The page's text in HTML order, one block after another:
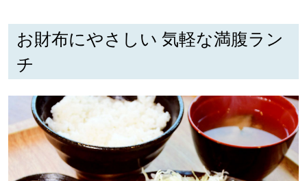
お財布にやさしい 気軽な満腹ラン
チ